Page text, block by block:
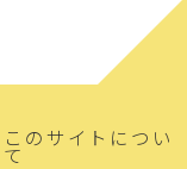
このサイトについ
て